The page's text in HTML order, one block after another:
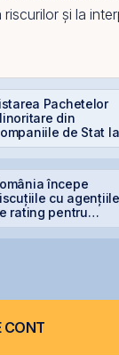
și la
Pachetelor
din
de Stat la
– Soluție pentru
începe
cu agențiile
rating pentru
CONT